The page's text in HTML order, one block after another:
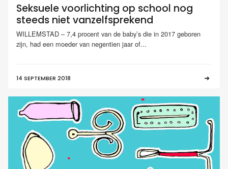
Seksuele voorlichting op school nog
steeds niet vanzelfsprekend
WILLEMSTAD – 7,4 procent van de baby’s die in 2017 geboren
zijn, had een moeder van negentien jaar of...
14 SEPTEMBER 2018